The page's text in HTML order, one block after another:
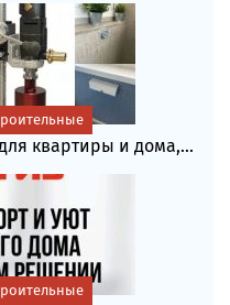
квартиры и дома,...